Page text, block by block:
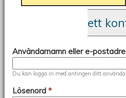
ett
Användarnamn eller e-
Du kan logga in med antingen ditt
Lösenord *